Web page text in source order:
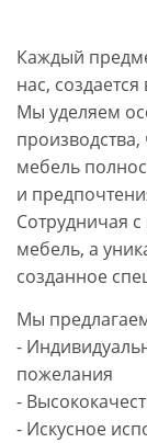
Каждый
нас,
Мы уделяем
мебель
и
Сотрудничая
мебель, а
созданное
Мы
-
пожелания
-
- Искусное